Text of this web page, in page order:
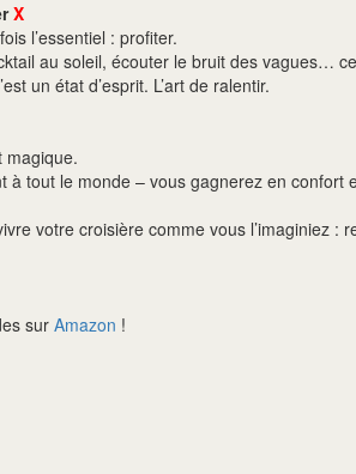
X
l’essentiel : profiter.
au soleil, écouter le bruit des vagues…
un état d’esprit. L’art de ralentir.
magique.
tout le monde – vous gagnerez en confort
votre croisière comme vous l’imaginiez :
sur Amazon !